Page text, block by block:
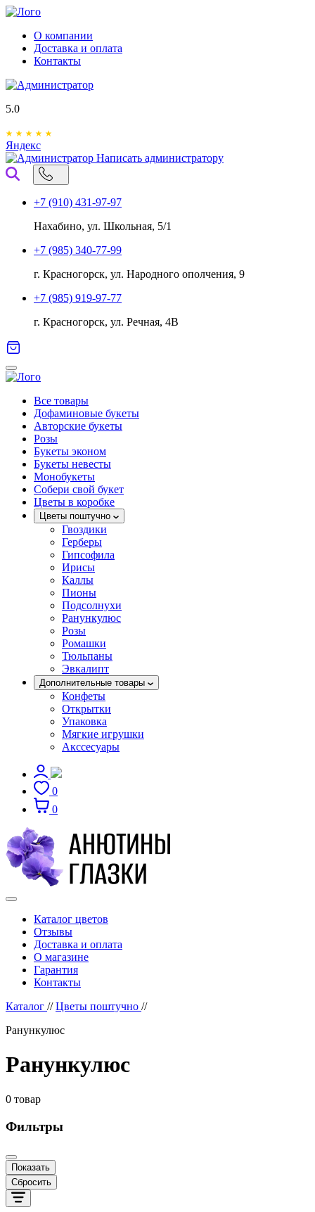
О компании
Доставка и оплата
Контакты
5.0
Яндекс
Написать администратору
+7 (910) 431-97-97
Нахабино, ул. Школьная, 5/1
+7 (985) 340-77-99
г. Красногорск, ул. Народного ополчения, 9
+7 (985) 919-97-77
г. Красногорск, ул. Речная, 4В
Все товары
Дофаминовые букеты
Авторские букеты
Розы
Букеты эконом
Букеты невесты
Монобукеты
Собери свой букет
Цветы в коробке
Цветы поштучно
Гвоздики
Герберы
Гипсофила
Ирисы
Каллы
Пионы
Подсолнухи
Ранункулюс
Розы
Ромашки
Тюльпаны
Эвкалипт
Дополнительные товары
Конфеты
Открытки
Упаковка
Мягкие игрушки
Акссесуары
0
0
Каталог цветов
Отзывы
Доставка и оплата
О магазине
Гарантия
Контакты
Каталог // Цветы поштучно //
Ранункулюс
Ранункулюс
0 товар
Фильтры
Показать
Сбросить